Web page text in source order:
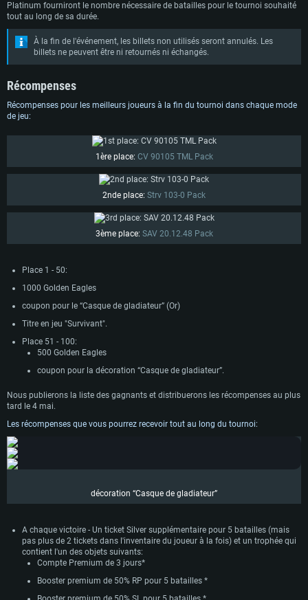
Pour MAC
Minimum
OS: Windows 10 (64 bit)
Processeur: Dual-Core 2.2 GHz
Mémoire: 4 GB
Minimum
OS: Mac OS Big Sur 11.0 ou plus récent
Processeur: Core i5, minimum 2.2GHz (Les processeurs Intel Xeon ne sont
Minimum
OS: Les configurations Linux 64 bits les plus modernes
Processeur: Dual-Core 2.4 GHz
Mémoire: 4 GB
Platinum fourniront le nombre nécessaire de batailles pour le tournoi souhaité
tout au long de sa durée.
À la fin de l'événement, les billets non utilisés seront annulés. Les
billets ne peuvent être ni retournés ni échangés.
Récompenses
Récompenses pour les meilleurs joueurs à la fin du tournoi dans chaque mode
de jeu:
1ère place: CV 90105 TML Pack
2nde place: Strv 103-0 Pack
3ème place: SAV 20.12.48 Pack
Place 1 - 50:
1000 Golden Eagles
сoupon pour le “Casque de gladiateur” (Or)
Titre en jeu "Survivant".
Place 51 - 100:
500 Golden Eagles
сoupon pour la décoration “Casque de gladiateur”.
Nous publierons la liste des gagnants et distribuerons les récompenses au plus
tard le 4 mai.
Les récompenses que vous pourrez recevoir tout au long du tournoi:
décoration “Casque de gladiateur”
A chaque victoire - Un ticket Silver supplémentaire pour 5 batailles (mais
pas plus de 2 tickets dans l'inventaire du joueur à la fois) et un trophée qui
contient l'un des objets suivants:
Compte Premium de 3 jours*
Booster premium de 50% RP pour 5 batailles *